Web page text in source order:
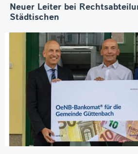
Neuer Leiter bei
Städtischen